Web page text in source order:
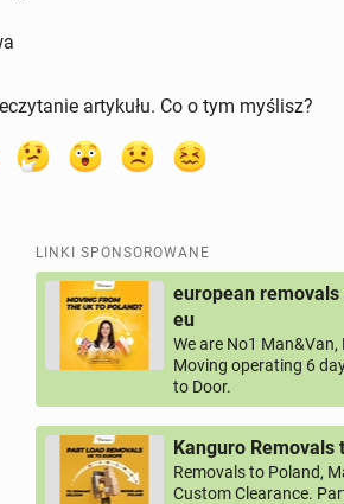
artykułu. Co o tym myślisz?
LINKI SPONSOROWANE
european
eu
We are No1 Man&Van,
Moving operating 6
to Door.
Kanguro Removals
Removals to Poland,
Custom Clearance.